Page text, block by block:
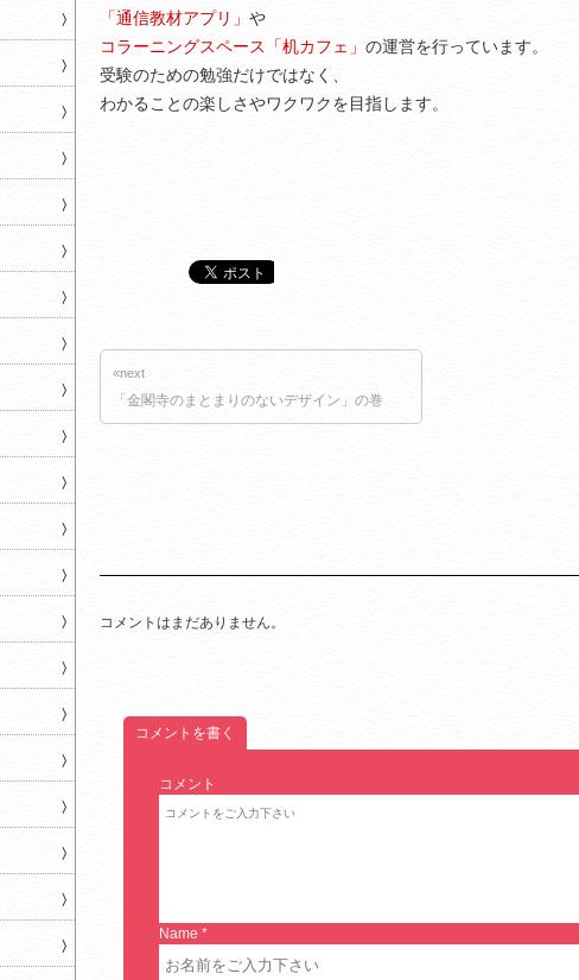
「通信教材アプリ」 や
コラーニングスペース「机カフェ」 の運営を行っています。
受験のための勉強だけではなく、
わかることの楽しさやワクワクを目指します。
«next
「金閣寺のまとまりのないデザイン」の巻
コメントはまだありません。
コメントを書く
コメント
Name *